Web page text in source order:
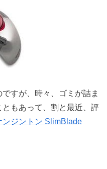
すが、時々、ゴミが詰ま
もあって、割と最近、評
ンジントン SlimBlade